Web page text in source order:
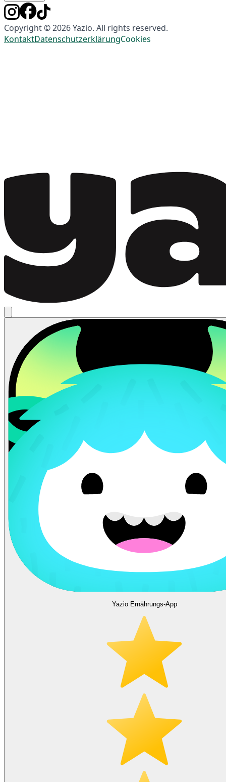
Copyright © 2026 Yazio. All rights reserved.
KontaktDatenschutzerklärungCookies
Yazio Ernährungs-App